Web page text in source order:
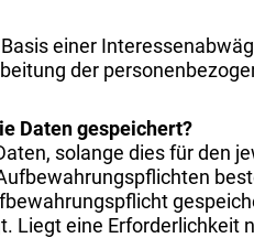
einer
der
Daten gespeichert?
solange dies für den
Liegt eine Erforderlichkeit